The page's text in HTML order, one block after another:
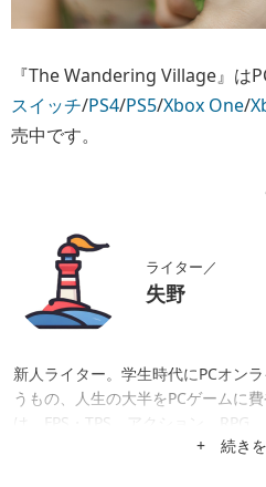
『The Wandering Village』は
スイッチ/PS4/PS5/Xbox One/
売中です。
ライター／
失野
新人ライター。学生時代にPCオン
うもの、人生の大半をPCゲームに
は、FPS・TPS、アクション、RPG
+ 続き